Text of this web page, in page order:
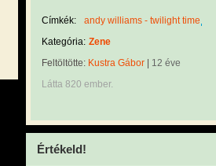
Címkék:
andy williams - twilight time
Kategória: Zene
Feltöltötte: Kustra Gábor
12 éve
Látta 820 ember.
Értékeld!